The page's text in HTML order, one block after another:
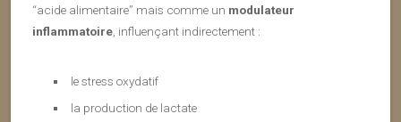
“acide alimentaire” mais comme un modulateur
inflammatoire , influençant indirectement :
le stress oxydatif
la production de lactate